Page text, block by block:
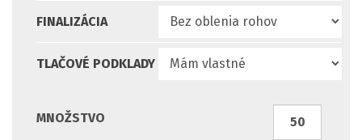
FINALIZÁCIA
TLAČOVÉ PODKLADY
MNOŽSTVO